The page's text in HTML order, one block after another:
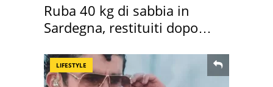
Ruba 40 kg di sabbia in
Sardegna, restituiti dopo
LIFESTYLE